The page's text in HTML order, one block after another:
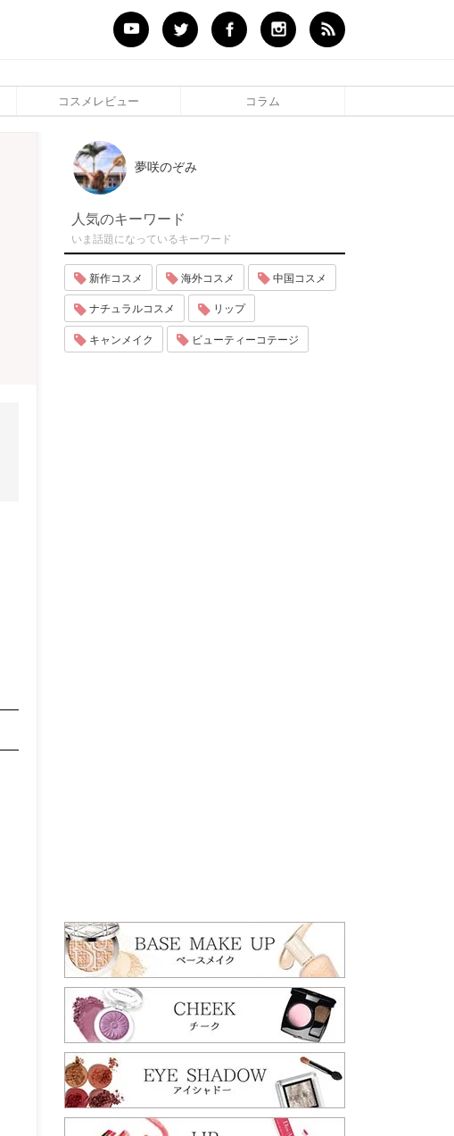
コスメレビュー コラム
夢咲のぞみ
人気のキーワード
いま話題になっているキーワード
新作コスメ 海外コスメ 中国コスメ
ナチュラルコスメ リップ
キャンメイク ビューティーコテージ